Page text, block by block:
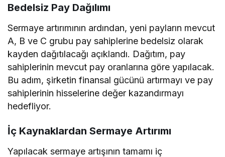
Bedelsiz Pay Dağılımı
Sermaye artırımının ardından, yeni payların mevcut
A, B ve C grubu pay sahiplerine bedelsiz olarak
kayden dağıtılacağı açıklandı. Dağıtım, pay
sahiplerinin mevcut pay oranlarına göre yapılacak.
Bu adım, şirketin finansal gücünü artırmayı ve pay
sahiplerinin hisselerine değer kazandırmayı
hedefliyor.
İç Kaynaklardan Sermaye Artırımı
Yapılacak sermaye artışının tamamı iç